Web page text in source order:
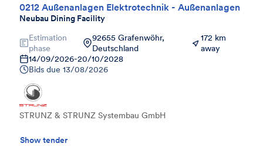
0212 Außenanlagen Elektrotechnik - Außenanlagen
Neubau Dining Facility
Estimation
phase
92655 Grafenwöhr,
Deutschland
172 km
away
14/09/2026-20/10/2028
Bids due 13/08/2026
STRUNZ & STRUNZ Systembau GmbH
Show tender